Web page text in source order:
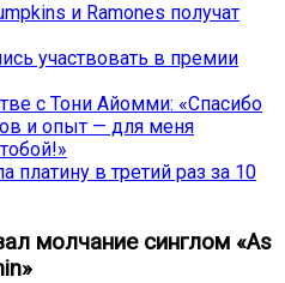
и Ramones получат
участвовать в премии
с Тони Айомми: «Спасибо
и опыт — для меня
платину в третий раз за 10
молчание синглом «As